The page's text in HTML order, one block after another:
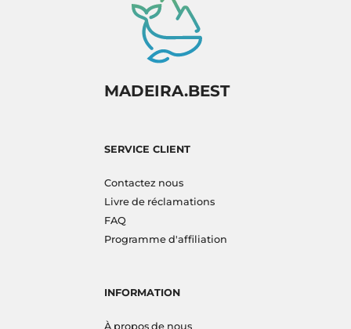
MADEIRA.BEST
SERVICE CLIENT
Contactez nous
Livre de réclamations
FAQ
Programme d'affiliation
INFORMATION
À propos de nous